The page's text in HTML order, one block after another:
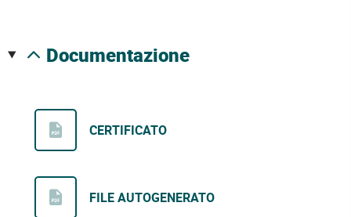
documentazione
CERTIFICATO
FILE AUTOGENERATO